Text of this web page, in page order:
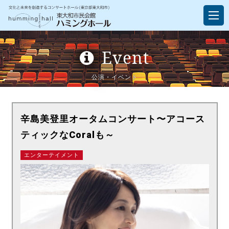
Event
公演・イベント
辛島美登里オータムコンサート〜アコース
ティックなCoralも～
エンターテイメント